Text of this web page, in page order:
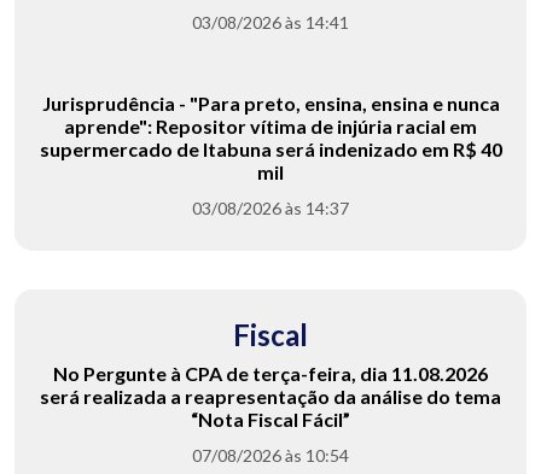
03/08/2026 às 14:41
Jurisprudência - "Para preto, ensina, ensina e nunca
aprende": Repositor vítima de injúria racial em
supermercado de Itabuna será indenizado em R$ 40
mil
03/08/2026 às 14:37
Fiscal
No Pergunte à CPA de terça-feira, dia 11.08.2026
será realizada a reapresentação da análise do tema
“Nota Fiscal Fácil”
07/08/2026 às 10:54